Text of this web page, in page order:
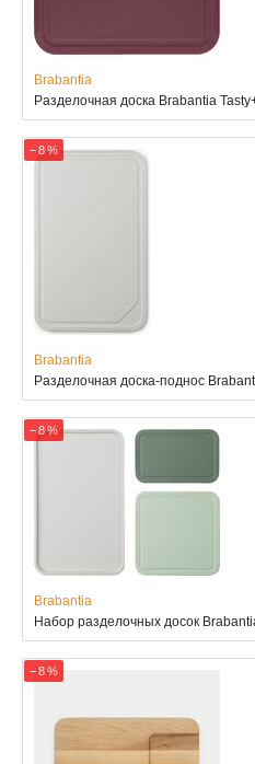
Brabantia
Разделочная доска Brabantia
− 8 %
Brabantia
Разделочная доска-поднос
− 8 %
Brabantia
Набор разделочных досок
− 8 %